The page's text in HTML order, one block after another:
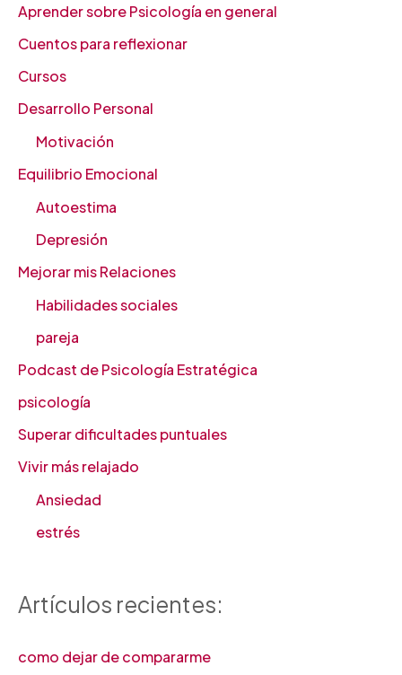
Aprender sobre Psicología en general
Cuentos para reflexionar
Cursos
Desarrollo Personal
Motivación
Equilibrio Emocional
Autoestima
Depresión
Mejorar mis Relaciones
Habilidades sociales
pareja
Podcast de Psicología Estratégica
psicología
Superar dificultades puntuales
Vivir más relajado
Ansiedad
estrés
Artículos recientes:
como dejar de compararme